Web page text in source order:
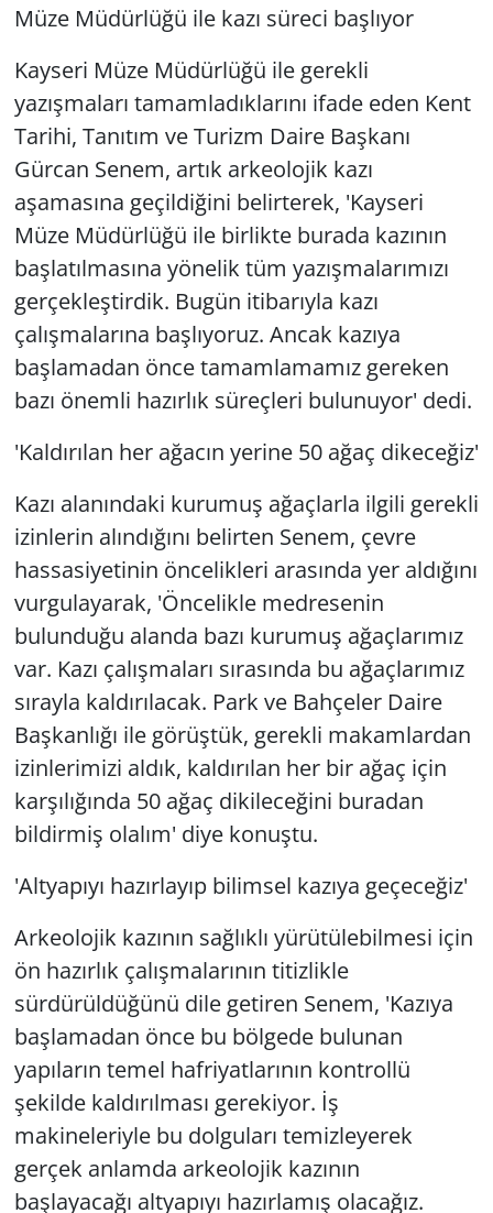
Müze Müdürlüğü ile kazı süreci başlıyor
Kayseri Müze Müdürlüğü ile gerekli
yazışmaları tamamladıklarını ifade eden Kent
Tarihi, Tanıtım ve Turizm Daire Başkanı
Gürcan Senem, artık arkeolojik kazı
aşamasına geçildiğini belirterek, 'Kayseri
Müze Müdürlüğü ile birlikte burada kazının
başlatılmasına yönelik tüm yazışmalarımızı
gerçekleştirdik. Bugün itibarıyla kazı
çalışmalarına başlıyoruz. Ancak kazıya
başlamadan önce tamamlamamız gereken
bazı önemli hazırlık süreçleri bulunuyor' dedi.
'Kaldırılan her ağacın yerine 50 ağaç dikeceğiz'
Kazı alanındaki kurumuş ağaçlarla ilgili gerekli
izinlerin alındığını belirten Senem, çevre
hassasiyetinin öncelikleri arasında yer aldığını
vurgulayarak, 'Öncelikle medresenin
bulunduğu alanda bazı kurumuş ağaçlarımız
var. Kazı çalışmaları sırasında bu ağaçlarımız
sırayla kaldırılacak. Park ve Bahçeler Daire
Başkanlığı ile görüştük, gerekli makamlardan
izinlerimizi aldık, kaldırılan her bir ağaç için
karşılığında 50 ağaç dikileceğini buradan
bildirmiş olalım' diye konuştu.
'Altyapıyı hazırlayıp bilimsel kazıya geçeceğiz'
Arkeolojik kazının sağlıklı yürütülebilmesi için
ön hazırlık çalışmalarının titizlikle
sürdürüldüğünü dile getiren Senem, 'Kazıya
başlamadan önce bu bölgede bulunan
yapıların temel hafriyatlarının kontrollü
şekilde kaldırılması gerekiyor. İş
makineleriyle bu dolguları temizleyerek
gerçek anlamda arkeolojik kazının
başlayacağı altyapıyı hazırlamış olacağız.